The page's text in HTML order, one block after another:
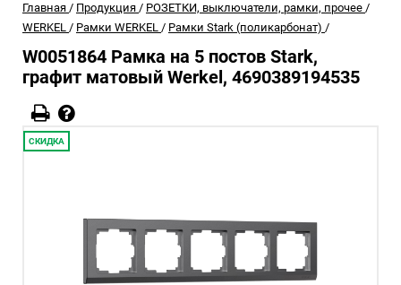
Главная / Продукция / РОЗЕТКИ, выключатели, рамки, прочее /
WERKEL / Рамки WERKEL / Рамки Stark (поликарбонат) /
W0051864 Рамка на 5 постов Stark,
графит матовый Werkel, 4690389194535
СКИДКА